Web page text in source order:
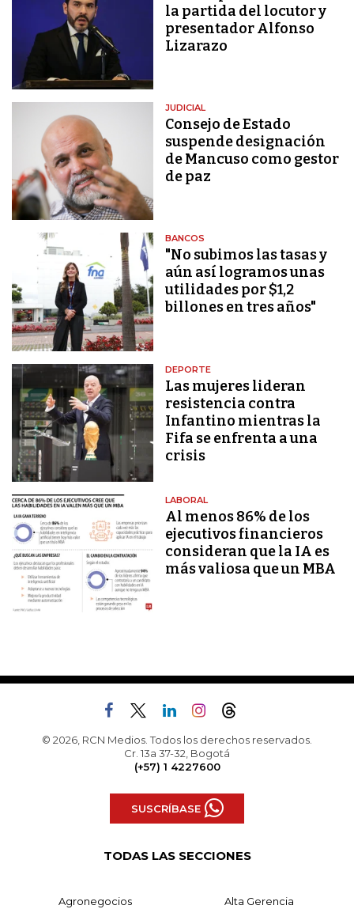
la partida del locutor y
presentador Alfonso
Lizarazo
JUDICIAL
Consejo de Estado
suspende designación
de Mancuso como gestor
de paz
BANCOS
"No subimos las tasas y
aún así logramos unas
utilidades por $1,2
billones en tres años"
DEPORTE
Las mujeres lideran
resistencia contra
Infantino mientras la
Fifa se enfrenta a una
crisis
LABORAL
Al menos 86% de los
ejecutivos financieros
consideran que la IA es
más valiosa que un MBA
© 2026, RCN Medios. Todos los derechos reservados.
Cr. 13a 37-32, Bogotá
(+57) 1 4227600
SUSCRÍBASE
TODAS LAS SECCIONES
Agronegocios Alta Gerencia